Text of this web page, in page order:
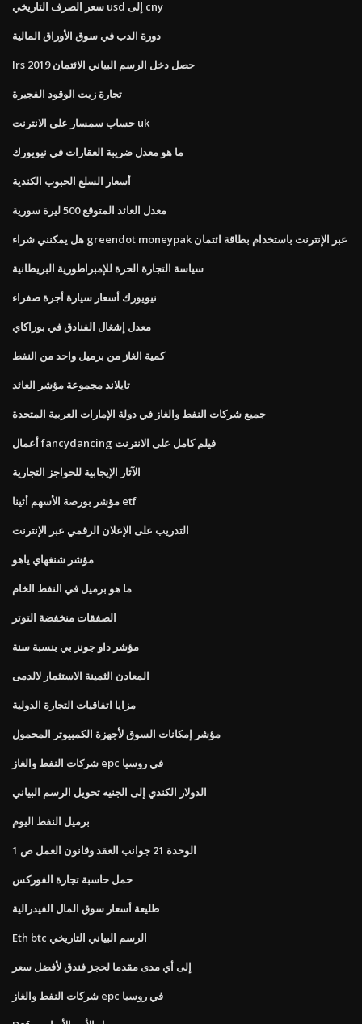
سعر الصرف التاريخي usd إلى cny
دورة الدب في سوق الأوراق المالية
Irs حصل دخل الرسم البياني الائتمان 2019
تجارة زيت الوقود الفجيرة
حساب سمسار على الانترنت uk
ما هو معدل ضريبة العقارات في نيويورك
أسعار السلع الحبوب الكندية
معدل العائد المتوقع 500 ليرة سورية
هل يمكنني شراء greendot moneypak عبر الإنترنت باستخدام بطاقة ائتمان
سياسة التجارة الحرة للإمبراطورية البريطانية
نيويورك أسعار سيارة أجرة صفراء
معدل إشغال الفنادق في بوراكاي
كمية الغاز من برميل واحد من النفط
تايلاند مجموعة مؤشر العائد
جميع شركات النفط والغاز في دولة الإمارات العربية المتحدة
أعمال fancydancing فيلم كامل على الانترنت
الآثار الإيجابية للحواجز التجارية
مؤشر بورصة الأسهم أثينا etf
التدريب على الإعلان الرقمي عبر الإنترنت
مؤشر شنغهاي ياهو
ما هو برميل في النفط الخام
الصفقات منخفضة التوتر
مؤشر داو جونز بي بنسبة سنة
المعادن الثمينة الاستثمار لالدمى
مزايا اتفاقيات التجارة الدولية
مؤشر إمكانات السوق لأجهزة الكمبيوتر المحمول
شركات النفط والغاز epc في روسيا
الدولار الكندي إلى الجنيه تحويل الرسم البياني
برميل النفط اليوم
الوحدة 21 جوانب العقد وقانون العمل ص 1
حمل حاسبة تجارة الفوركس
طليعة أسعار سوق المال الفيدرالية
Eth btc الرسم البياني التاريخي
إلى أي مدى مقدما لحجز فندق لأفضل سعر
شركات النفط والغاز epc في روسيا